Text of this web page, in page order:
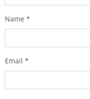
Name *
Email *